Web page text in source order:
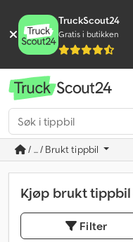
TruckScout24
Gratis i butikken
/ ... / Brukt tippbil
Kjøp brukt tippbil
Filter